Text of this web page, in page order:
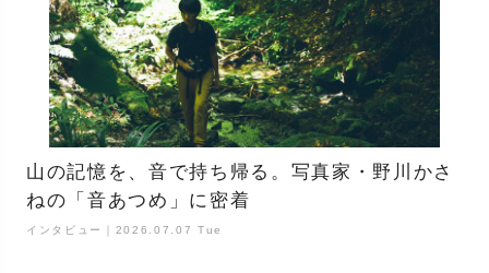
山の記憶を、音で持ち帰る。写真家・野川かさ
ねの「音あつめ」に密着
インタビュー｜2026.07.07 Tue